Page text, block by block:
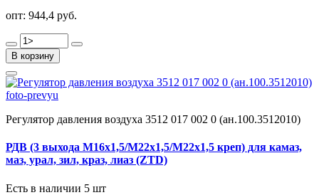
опт: 944,4 руб.
В корзину
Регулятор давления воздуха 3512 017 002 0 (ан.100.3512010)
РДВ (3 выхода М16х1,5/М22х1,5/М22х1,5 креп) для камаз,
маз, урал, зил, краз, лиаз (ZTD)
Есть в наличии 5 шт